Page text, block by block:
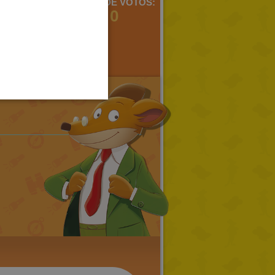
MEDIA DE VOTOS:
0
TURKISH
GREEK
CATALAN